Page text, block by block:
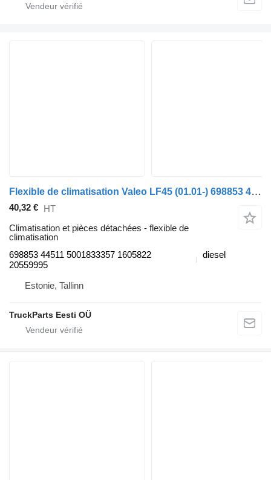
Flexible de climatisation Valeo LF45 (01.01-) 698853 44511 pour tracteur routier DAF LF45, LF55, LF180, CF65, CF75, CF85 (2001-)
40,32 € HT
Climatisation et pièces détachées - flexible de
climatisation
698853 44511 5001833357 1605822
20559995
diesel
Estonie, Tallinn
TruckParts Eesti OÜ